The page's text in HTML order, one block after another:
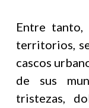
Entre
territorios,
cascos
de sus
tristezas,